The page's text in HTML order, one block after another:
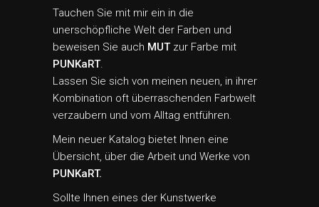
Tauchen Sie mit mir ein in die
unerschöpfliche Welt der Farben und
beweisen Sie auch MUTzur Farbe mit
PUNKaRT.
Lassen Sie sich von meinen neuen, in ihrer
Kombination oft überraschenden Farbwelt
verzaubern und vom Alltag entführen.
Mein neuer Katalog bietet Ihnen eine
Übersicht, über die Arbeit und Werke von
PUNKaRT.
Sollte Ihnen eines der Kunstwerke